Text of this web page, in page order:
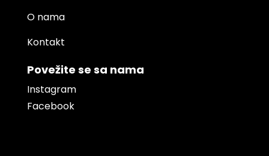
O nama
Kontakt
Povežite se sa nama
Instagram
Facebook